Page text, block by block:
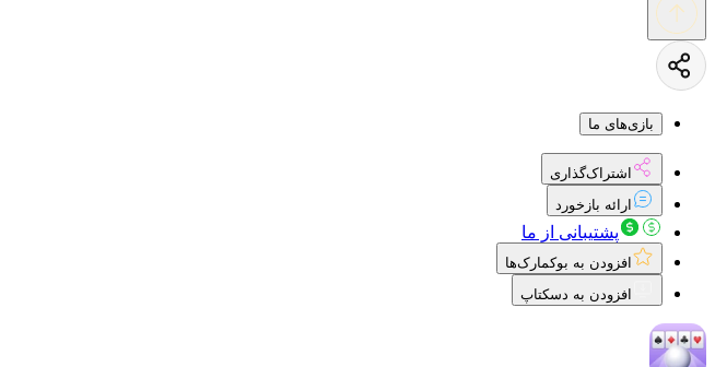
بازی‌های ما
اشتراک‌گذاری
ارائه بازخورد
پشتیبانی از ما
افزودن به بوکمارک‌ها
افزودن به دسکتاپ